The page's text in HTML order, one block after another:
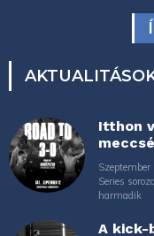
Itthon
Series
harmadik
A kick-